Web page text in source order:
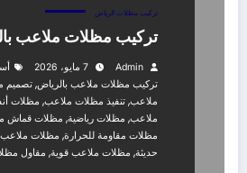
تركيب مظلات الرياض
تركيب مظلات ملاعب
Admin 7 مايو، 2026
تركيب مظلات ملاعب بالرياض, تصميم
ملاعب, تنفيذ مظلات ملاعب, مظلات
ملاعب, مظلات رياضية, مظلات قماش
مظلات مقاومة للحرارة, مظلات ملاعب
حديثة, مظلات ملاعب قوية, مقاول